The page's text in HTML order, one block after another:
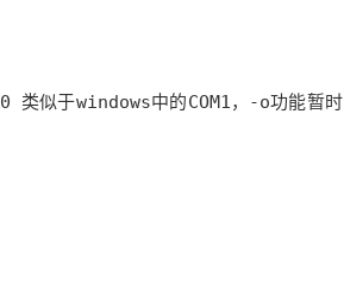
似于windows中的COM1，-o功能暂时